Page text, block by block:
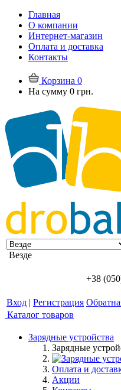
Главная
О компании
Интернет-магазин
Оплата и доставка
Контакты
Корзина 0
На сумму 0 грн.
Везде
+38
Вход | Регистрация
Каталог товаров
Зарядные устройства
Зарядные
Оплата и
Акции